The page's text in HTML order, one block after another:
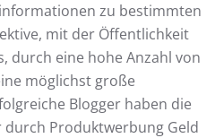
zu bestimmten
mit der Öffentlichkeit
durch eine hohe Anzahl von
möglichst große
Blogger haben die
durch Produktwerbung Geld